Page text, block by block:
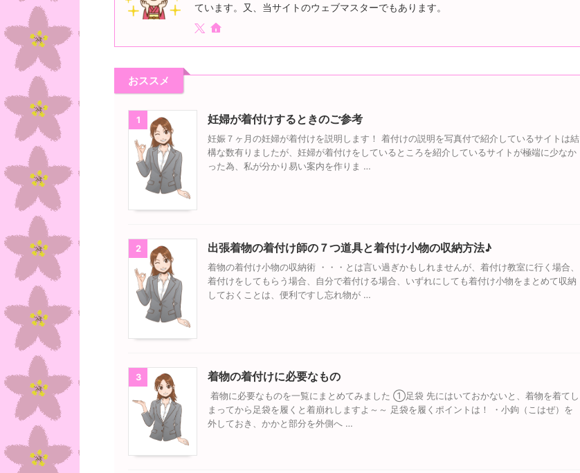
ています。又、当サイトのウェブマスターでもあります。
おススメ
1 妊婦が着付けするときのご参考
妊娠７ヶ月の妊婦が着付けを説明します！ 着付けの説明を写真付で紹介しているサイトは結
構な数有りましたが、妊婦が着付けをしているところを紹介しているサイトが極端に少なか
った為、私が分かり易い案内を作りま …
2 出張着物の着付け師の７つ道具と着付け小物の収納方法♪
着物の着付け小物の収納術 ・・・とは言い過ぎかもしれませんが、着付け教室に行く場合、
着付けをしてもらう場合、自分で着付ける場合、いずれにしても着付け小物をまとめて収納
しておくことは、便利ですし忘れ物が …
3 着物の着付けに必要なもの
着物に必要なものを一覧にまとめてみました ①足袋 先にはいておかないと、着物を着てし
まってから足袋を履くと着崩れしますよ～～ 足袋を履くポイントは！ ・小鉤（こはぜ）を
外しておき、かかと部分を外側へ …